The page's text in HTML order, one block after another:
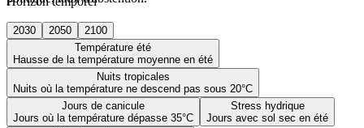
2030 2050
2100
Température été
Hausse de la température moyenne en été
Nuits tropicales
Nuits où la température ne descend pas sous 20°C
Jours de canicule
Jours où la température dépasse 35°C
Stress hydrique
Jours avec sol sec en été